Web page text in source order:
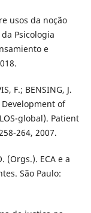
usos da noção
Psicologia
e
F.; BENSING, J.
of
global). Patient
264, 2007.
(Orgs.). ECA e a
São Paulo: